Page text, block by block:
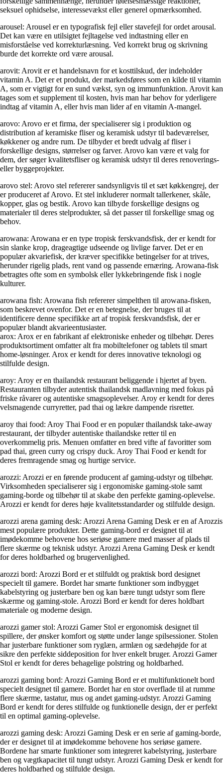
seksuel ophidselse, interessevækst eller generel opmærksomhed.
arousel: Arousel er en typografisk fejl eller stavefejl for ordet arousal.
Det kan være en utilsigtet fejltagelse ved indtastning eller en
misforståelse ved korrekturlæsning. Ved korrekt brug og skrivning
burde det korrekte ord være arousal.
arovit: Arovit er et handelsnavn for et kosttilskud, der indeholder
vitamin A. Det er et produkt, der markedsføres som en kilde til vitamin
A, som er vigtigt for en sund vækst, syn og immunfunktion. Arovit kan
tages som et supplement til kosten, hvis man har behov for yderligere
indtag af vitamin A, eller hvis man lider af en vitamin A-mangel.
arovo: Arovo er et firma, der specialiserer sig i produktion og
distribution af keramiske fliser og keramisk udstyr til badeværelser,
køkkener og andre rum. De tilbyder et bredt udvalg af fliser i
forskellige designs, størrelser og farver. Arovo kan være et valg for
dem, der søger kvalitetsfliser og keramisk udstyr til deres renoverings-
eller byggeprojekter.
arovo stel: Arovo stel refererer sandsynligvis til et sæt køkkengrej, der
er produceret af Arovo. Et stel inkluderer normalt tallerkener, skåle,
kopper, glas og bestik. Arovo kan tilbyde forskellige designs og
materialer til deres stelprodukter, så det passer til forskellige smag og
behov.
arowana: Arowana er en type tropisk ferskvandsfisk, der er kendt for
sin slanke krop, drageagtige udseende og livlige farver. Det er en
populær akvariefisk, der kræver specifikke betingelser for at trives,
herunder rigelig plads, rent vand og passende ernæring. Arowana-fisk
betragtes ofte som en symbolsk eller lykkebringende fisk i nogle
kulturer.
arowana fish: Arowana fish refererer simpelthen til arowana-fisken,
som beskrevet ovenfor. Det er en betegnelse, der bruges til at
identificere denne specifikke art af tropisk ferskvandsfisk, der er
populær blandt akvarieentusiaster.
arox: Arox er en fabrikant af elektroniske enheder og tilbehør. Deres
produktsortiment omfatter alt fra mobiltelefoner og tablets til smart
home-løsninger. Arox er kendt for deres innovative teknologi og
stilfulde design.
aroy: Aroy er en thailandsk restaurant beliggende i hjertet af byen.
Restauranten tilbyder autentisk thailandsk madlavning med fokus på
friske råvarer og autentiske smagsoplevelser. Aroy er kendt for deres
velsmagende curryretter, pad thai og lækre dampende risretter.
aroy thai food: Aroy Thai Food er en populær thailandsk take-away
restaurant, der tilbyder autentiske thailandske retter til en
overkommelig pris. Menuen omfatter en bred vifte af favoritter som
pad thai, green curry og crispy duck. Aroy Thai Food er kendt for
deres fremragende smag og hurtige service.
arozzi: Arozzi er en førende producent af gaming-udstyr og tilbehør.
Virksomheden specialiserer sig i ergonomiske gaming-stole samt
gaming-borde og tilbehør til at skabe den perfekte gaming-oplevelse.
Arozzi er kendt for deres høje kvalitetsstandarder og stilfulde design.
arozzi arena gaming desk: Arozzi Arena Gaming Desk er en af ​​Arozzis
mest populære produkter. Dette gaming-bord er designet til at
imødekomme behovene hos seriøse gamere med masser af plads til
flere skærme og teknisk udstyr. Arozzi Arena Gaming Desk er kendt
for deres holdbarhed og brugervenlighed.
arozzi bord: Arozzi Bord er et stilfuldt og praktisk bord designet
specielt til gamere. Bordet har smarte funktioner som indbygget
kabelstyring og justerbare ben og kan bære tungt udstyr som flere
skærme og gaming-stole. Arozzi Bord er kendt for deres holdbart
materiale og moderne design.
arozzi gamer stol: Arozzi Gamer Stol er ergonomisk designet til
spillere, der ønsker komfort og støtte under lange spilsessioner. Stolen
har justerbare funktioner som ryglæn, armlæn og sædehøjde for at
sikre den perfekte siddeposition for hver enkelt bruger. Arozzi Gamer
Stol er kendt for deres behagelige polstring og holdbarhed.
arozzi gaming bord: Arozzi Gaming Bord er et multifunktionelt bord
specielt designet til gamere. Bordet har en stor overflade til at rumme
flere skærme, tastatur, mus og andet gaming-udstyr. Arozzi Gaming
Bord er kendt for deres stilfulde og funktionelle design, der er perfekt
til en optimal gaming-oplevelse.
arozzi gaming desk: Arozzi Gaming Desk er en serie af gaming-borde,
der er designet til at imødekomme behovene hos seriøse gamere.
Bordene har smarte funktioner som integreret kabelstyring, justerbare
ben og vægtkapacitet til tungt udstyr. Arozzi Gaming Desk er kendt for
deres holdbarhed og stilfulde design.